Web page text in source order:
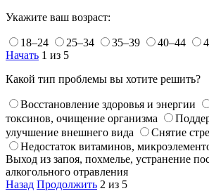
Укажите ваш возраст:
18–24 25–34 35–39 40–44
Начать 1 из 5
Какой тип проблемы вы хотите решить?
Восстановление здоровья и энергии
токсинов, очищение организма
улучшение внешнего вида
Снятие
Недостаток витаминов,
Выход из запоя, похмелье, устранение
алкогольного отравления
Назад Продолжить 2 из 5